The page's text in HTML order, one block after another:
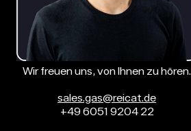
Wir freuen uns, von Ihnen zu hören.
sales.gas@reicat.de
+49 6051 9204 22